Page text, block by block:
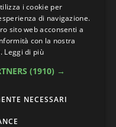
in sconto:
su quattro fa per te
l’assistente vocale
i cookie per
di navigazione.
sito web acconsenti a
con la nostra
Leggi di più
(1910) →
NECESSARI